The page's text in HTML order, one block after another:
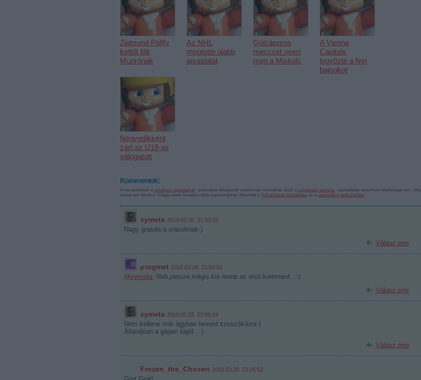
Zigmund Pálffy
kettőt lőtt
Munrónak
Az NHL
megtette újabb
javaslatát
Gólzáporos
meccset nyert
meg a Miskolc
A Vienna
Capitals
legyőzte a finn
bajnokot
Negyedikként
zárt az U18-as
válogatott
Kommentek:
A hozzászólások a vonatkozó jogszabályok értelmében felhasználói tartalomnak minősülnek, értük a szolgáltatás technikai
üzemeltetője semmilyen felelősséget nem vállal,
azokat nem ellenőrzi. Kifogás esetén forduljon a blog szerkesztőjéhez. Részletek a
Felhasználási feltételekben és az adatvédelmi tájékoztatóban.
xymeta 2010.03.26. 21:50:25
Nagy gratula a srácoknak:)
Válasz erre
progmet 2010.03.26. 21:54:20
@xymeta: Nah,persze,mégis kié lenne az első komment...:)
Válasz erre
xymeta 2010.03.26. 22:06:24
Nem kellene már ágyban lenned szuszókázni:)
Állandóan a gépen lógól...:)
Válasz erre
Frozen_the_Chosen 2010.03.26. 22:06:52